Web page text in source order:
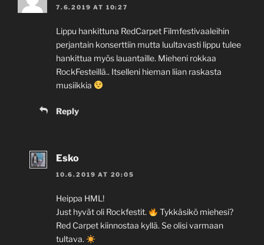
7.6.2019 AT 10:27
Lippu hankittuna RedCarpet Filmfestivaaleihin
perjantain konserttiin mutta luultavasti lippu tulee
hankittua myös lauantaille. Mieheni rokkaa
RockFesteillä.. Itselleni hieman liian raskasta
musiikkia
Reply
Esko
10.6.2019 AT 20:05
Heippa HML!
Just hyvät oli Rockfestit.
Tykkäsikö miehesi?
Red Carpet kiinnostaa kyllä. Se olisi varmaan
tultava.